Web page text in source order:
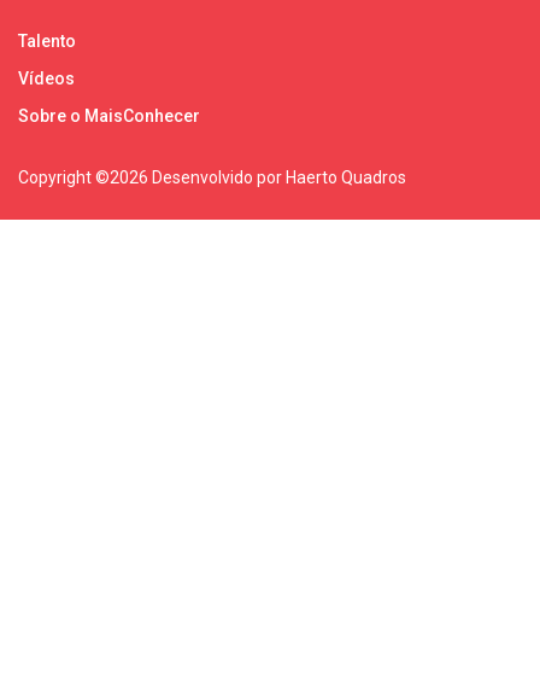
Talento
Vídeos
Sobre o MaisConhecer
Copyright ©2026 Desenvolvido por Haerto Quadros